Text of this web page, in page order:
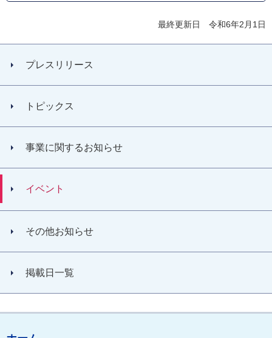
最終更新日 令和6年2月1日
プレスリリース
トピックス
事業に関するお知らせ
イベント
その他お知らせ
掲載日一覧